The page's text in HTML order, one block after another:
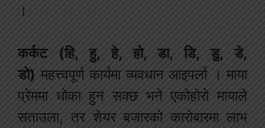
।
कर्कट (हि, हु, हे, हो, डा, डि, डु, डे,
डो) महत्त्वपूर्ण कार्यमा व्यवधान आइपर्ला । माया
प्रेममा धोका हुन सक्छ भने एकोहोरो मायाले
सताउला, तर शेयर बजारको कारोबारमा लाभ